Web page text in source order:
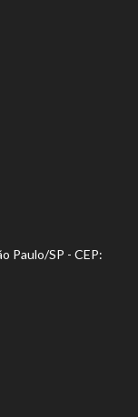
Paulo/SP - CEP: